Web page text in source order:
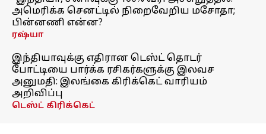
அமெரிக்க செனட்டில் நிறைவேறிய மசோதா;
பின்னணி என்ன?
ரஷ்யா
இந்தியாவுக்கு எதிரான டெஸ்ட் தொடர்
போட்டியை பார்க்க ரசிகர்களுக்கு இலவச
அனுமதி: இலங்கை கிரிக்கெட் வாரியம்
அறிவிப்பு
டெஸ்ட் கிரிக்கெட்